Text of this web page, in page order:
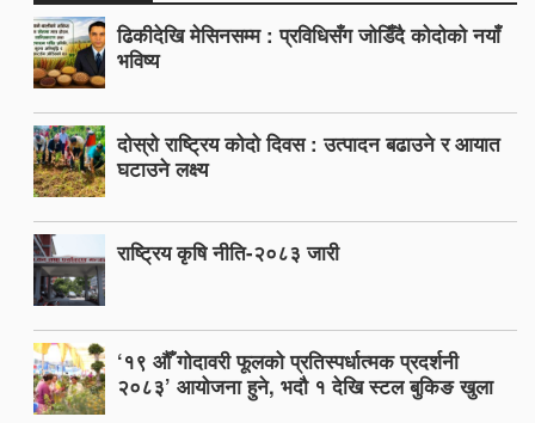
ढिकीदेखि मेसिनसम्म : प्रविधिसँग जोडिँदै कोदोको नयाँ
भविष्य
दोस्रो राष्ट्रिय कोदो दिवस : उत्पादन बढाउने र आयात
घटाउने लक्ष्य
राष्ट्रिय कृषि नीति-२०८३ जारी
‘१९ औँ गोदावरी फूलको प्रतिस्पर्धात्मक प्रदर्शनी
२०८३’ आयोजना हुने, भदौ १ देखि स्टल बुकिङ खुला